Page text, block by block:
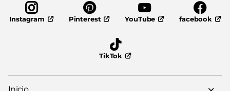
Instagram Pinterest YouTube facebook
TikTok